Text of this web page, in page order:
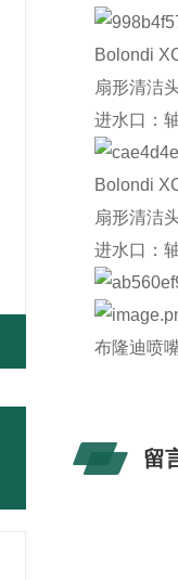
Bolondi
扇形清洁
进水口：
Bolondi
扇形清洁
进水口：
布隆迪喷
留